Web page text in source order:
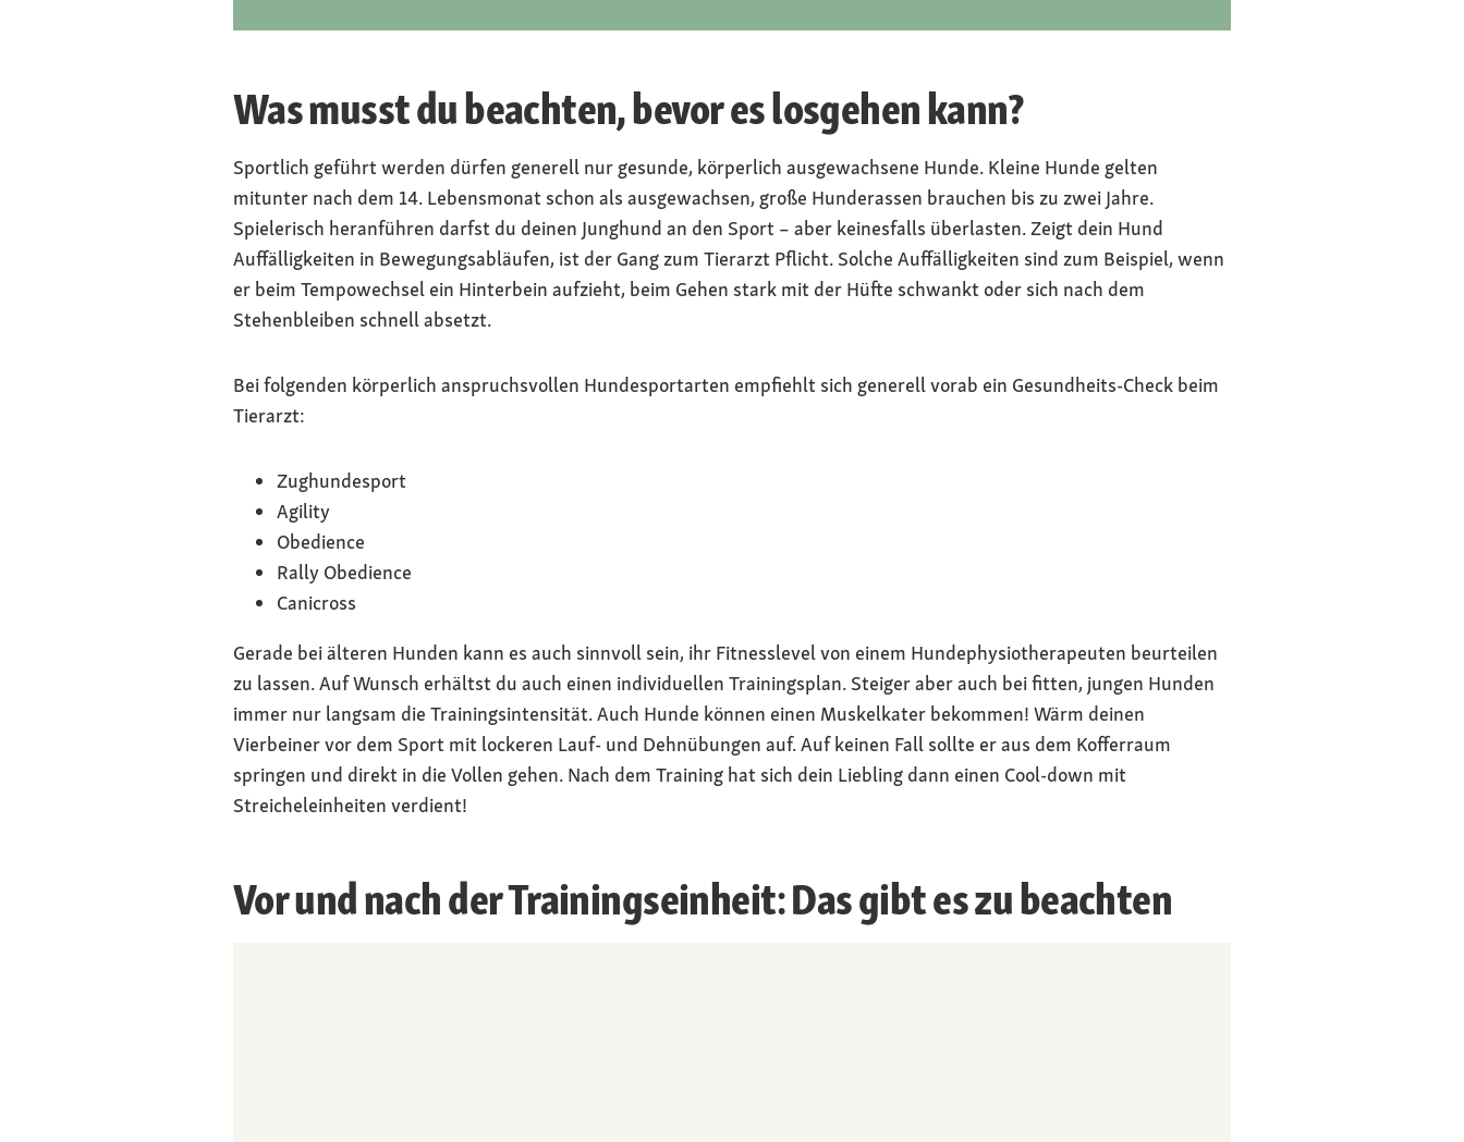
Was musst du beachten, bevor es losgehen kann?
Sportlich geführt werden dürfen generell nur gesunde, körperlich ausgewachsene Hunde. Kleine Hunde gelten
mitunter nach dem 14. Lebensmonat schon als ausgewachsen, große Hunderassen brauchen bis zu zwei Jahre.
Spielerisch heranführen darfst du deinen Junghund an den Sport – aber keinesfalls überlasten. Zeigt dein Hund
Auffälligkeiten in Bewegungsabläufen, ist der Gang zum Tierarzt Pflicht. Solche Auffälligkeiten sind zum Beispiel, wenn
er beim Tempowechsel ein Hinterbein aufzieht, beim Gehen stark mit der Hüfte schwankt oder sich nach dem
Stehenbleiben schnell absetzt.
Bei folgenden körperlich anspruchsvollen Hundesportarten empfiehlt sich generell vorab ein Gesundheits-Check beim
Tierarzt:
Zughundesport
Agility
Obedience
Rally Obedience
Canicross
Gerade bei älteren Hunden kann es auch sinnvoll sein, ihr Fitnesslevel von einem Hundephysiotherapeuten beurteilen
zu lassen. Auf Wunsch erhältst du auch einen individuellen Trainingsplan. Steiger aber auch bei fitten, jungen Hunden
immer nur langsam die Trainingsintensität. Auch Hunde können einen Muskelkater bekommen! Wärm deinen
Vierbeiner vor dem Sport mit lockeren Lauf- und Dehnübungen auf. Auf keinen Fall sollte er aus dem Kofferraum
springen und direkt in die Vollen gehen. Nach dem Training hat sich dein Liebling dann einen Cool-down mit
Streicheleinheiten verdient!
Vor und nach der Trainingseinheit: Das gibt es zu beachten